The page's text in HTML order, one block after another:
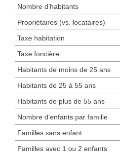
Nombre d'habitants
Propriétaires (vs. locataires)
Taxe habitation
Taxe foncière
Habitants de moins de 25 ans
Habitants de 25 à 55 ans
Habitants de plus de 55 ans
Nombre d'enfants par famille
Familles sans enfant
Familles avec 1 ou 2 enfants